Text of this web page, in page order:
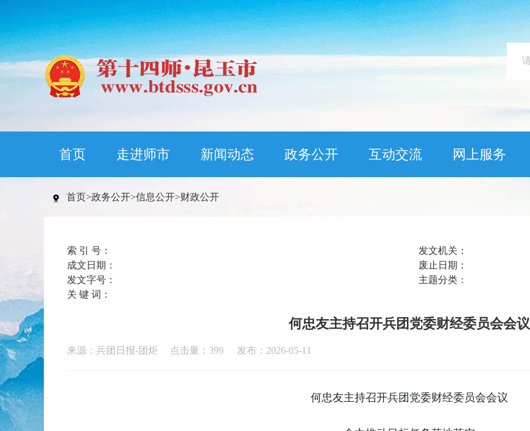
首页 走进师市 新闻动态 政务公开 互动交流 网上服务
首页>政务公开>信息公开>财政公开
索 引 号：
发文机关：
成文日期：
废止日期：
发文字号：
主题分类：
关 键 词：
何忠友主持召开兵团党委财经委员会会议
来源：兵团日报-团炬 点击量： 399 发布：2026-05-11
何忠友主持召开兵团党委财经委员会会议